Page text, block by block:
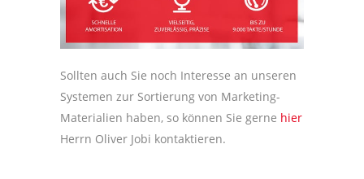
Sollten auch Sie noch Interesse an unseren
Systemen zur Sortierung von Marketing-
Materialien haben, so können Sie gerne hier
Herrn Oliver Jobi kontaktieren.